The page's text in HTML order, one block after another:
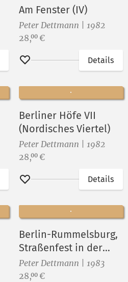
Am Fenster (IV)
Peter Dettmann | 1982
Preis:
28,00 €
Merken
Details
Berliner Höfe VII
(Nordisches Viertel)
Peter Dettmann | 1982
Preis:
28,00 €
Merken
Details
Berlin-Rummelsburg,
Straßenfest in der
Sophienstraße XVIII
Peter Dettmann | 1983
Preis:
28,00 €